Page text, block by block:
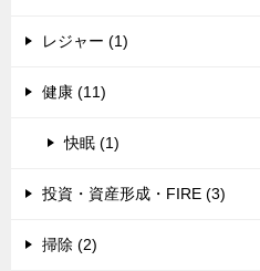
レジャー (1)
健康 (11)
快眠 (1)
投資・資産形成・FIRE (3)
掃除 (2)